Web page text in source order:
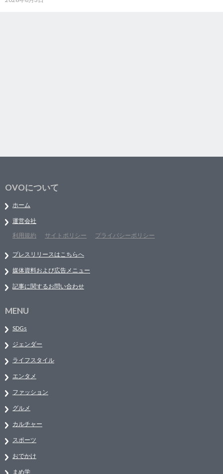
OVOについて
ホーム
運営会社
利用規約
サイトポリシー プライバシーポリシー
プレスリリースはこちらへ
媒体資料および広告メニュー
記事に関するお問い合わせ
MENU
SDGs
ジェンダー
ライフスタイル
エンタメ
ファッション
グルメ
カルチャー
スポーツ
おでかけ
まめ学